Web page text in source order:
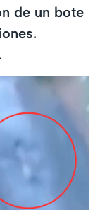
de un bote